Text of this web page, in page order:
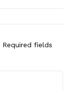
Required fields